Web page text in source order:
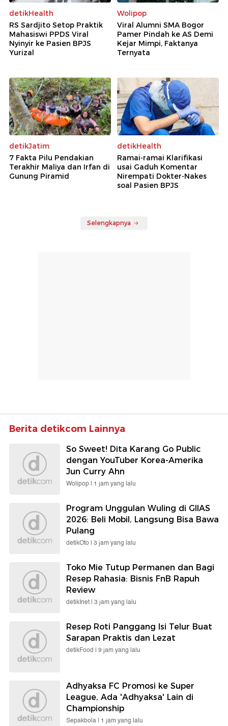
detikHealth
RS Sardjito Setop Praktik
Mahasiswi PPDS Viral
Nyinyir ke Pasien BPJS
Yurizal
Wolipop
Viral Alumni SMA Bogor
Pamer Pindah ke AS Demi
Kejar Mimpi, Faktanya
Ternyata
detikJatim
7 Fakta Pilu Pendakian
Terakhir Maliya dan Irfan di
Gunung Piramid
detikHealth
Ramai-ramai Klarifikasi
usai Gaduh Komentar
Nirempati Dokter-Nakes
soal Pasien BPJS
Selengkapnya
Berita detikcom Lainnya
So Sweet! Dita Karang Go Public
dengan YouTuber Korea-Amerika
Jun Curry Ahn
Wolipop | 1 jam yang lalu
Program Unggulan Wuling di GIIAS
2026: Beli Mobil, Langsung Bisa Bawa
Pulang
detikOto | 3 jam yang lalu
Toko Mie Tutup Permanen dan Bagi
Resep Rahasia: Bisnis FnB Rapuh
Review
detikInet | 3 jam yang lalu
Resep Roti Panggang Isi Telur Buat
Sarapan Praktis dan Lezat
detikFood | 9 jam yang lalu
Adhyaksa FC Promosi ke Super
League, Ada 'Adhyaksa' Lain di
Championship
Sepakbola | 1 jam yang lalu